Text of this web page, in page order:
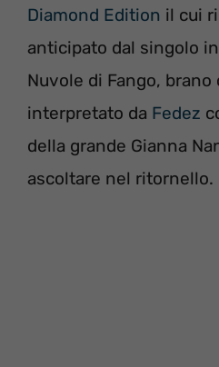
Diamond Edition il cui
anticipato dal singolo
Nuvole di Fango,
interpretato da Fedez
della grande Gianna
ascoltare nel ritornello.